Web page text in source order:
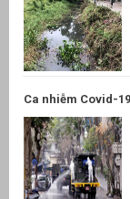
Ca nhiễm Covid-